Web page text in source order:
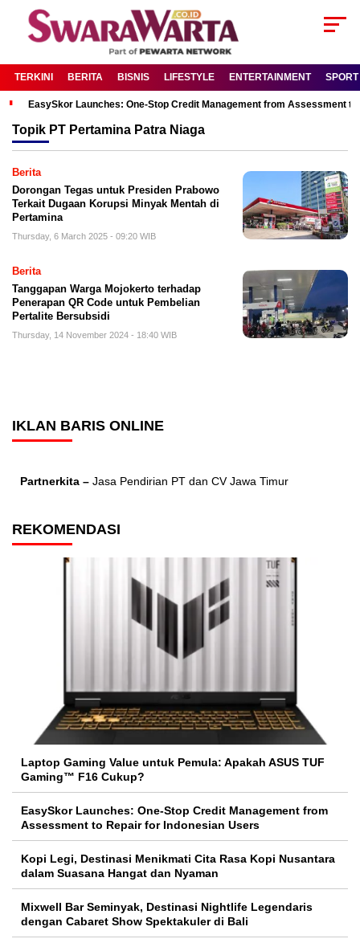
TERKINI BERITA BISNIS LIFESTYLE ENTERTAINMENT SPORT
EasySkor Launches: One-Stop Credit Management from Assessment
Topik PT Pertamina Patra Niaga
Berita
Dorongan Tegas untuk Presiden Prabowo
Terkait Dugaan Korupsi Minyak Mentah di
Pertamina
Thursday, 6 March 2025 - 09:20 WIB
Berita
Tanggapan Warga Mojokerto terhadap
Penerapan QR Code untuk Pembelian
Pertalite Bersubsidi
Thursday, 14 November 2024 - 18:40 WIB
IKLAN BARIS ONLINE
Partnerkita – Jasa Pendirian PT dan CV Jawa Timur
REKOMENDASI
Laptop Gaming Value untuk Pemula: Apakah ASUS TUF
Gaming™ F16 Cukup?
EasySkor Launches: One-Stop Credit Management from
Assessment to Repair for Indonesian Users
Kopi Legi, Destinasi Menikmati Cita Rasa Kopi Nusantara
dalam Suasana Hangat dan Nyaman
Mixwell Bar Seminyak, Destinasi Nightlife Legendaris
dengan Cabaret Show Spektakuler di Bali